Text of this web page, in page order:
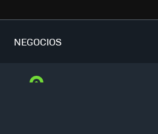
NEGOCIOS